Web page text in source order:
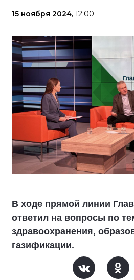
15 ноября 2024, 12:00
В ходе прямой линии
ответил на вопросы по
здравоохранения,
газификации.